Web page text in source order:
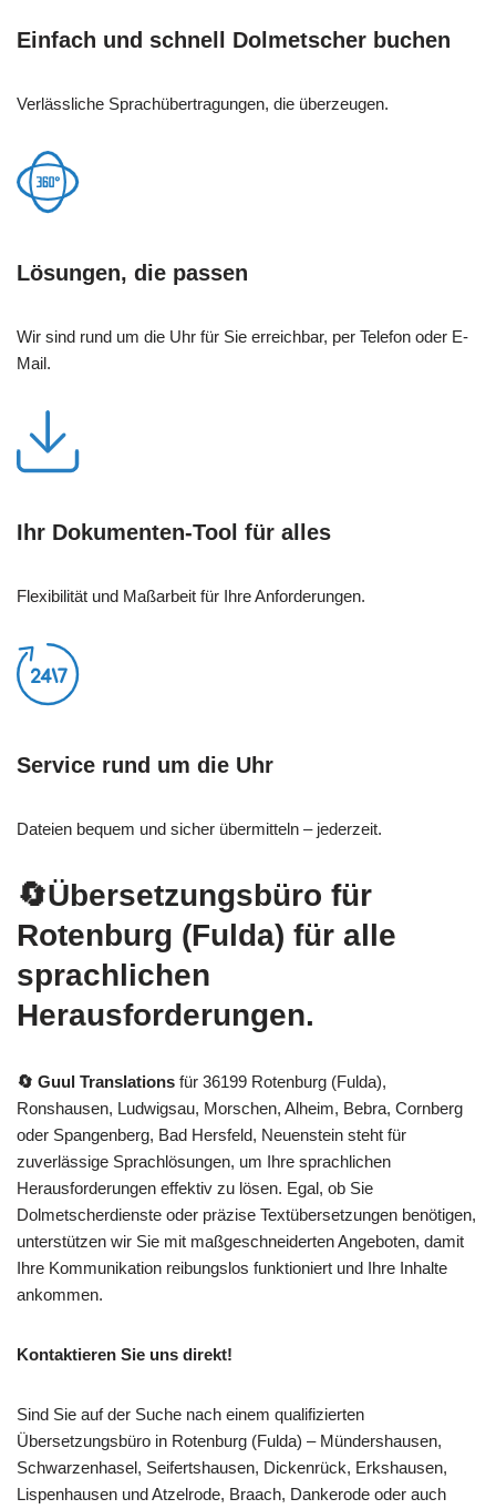
Einfach und schnell Dolmetscher buchen
Verlässliche Sprachübertragungen, die überzeugen.
Lösungen, die passen
Wir sind rund um die Uhr für Sie erreichbar, per Telefon oder E-
Mail.
Ihr Dokumenten-Tool für alles
Flexibilität und Maßarbeit für Ihre Anforderungen.
Service rund um die Uhr
Dateien bequem und sicher übermitteln – jederzeit.
🔄Übersetzungsbüro für
Rotenburg (Fulda) für alle
sprachlichen
Herausforderungen.
🔄 Guul Translations für 36199 Rotenburg (Fulda),
Ronshausen, Ludwigsau, Morschen, Alheim, Bebra, Cornberg
oder Spangenberg, Bad Hersfeld, Neuenstein steht für
zuverlässige Sprachlösungen, um Ihre sprachlichen
Herausforderungen effektiv zu lösen. Egal, ob Sie
Dolmetscherdienste oder präzise Textübersetzungen benötigen,
unterstützen wir Sie mit maßgeschneiderten Angeboten, damit
Ihre Kommunikation reibungslos funktioniert und Ihre Inhalte
ankommen.
Kontaktieren Sie uns direkt!
Sind Sie auf der Suche nach einem qualifizierten
Übersetzungsbüro in Rotenburg (Fulda) – Mündershausen,
Schwarzenhasel, Seifertshausen, Dickenrück, Erkshausen,
Lispenhausen und Atzelrode, Braach, Dankerode oder auch